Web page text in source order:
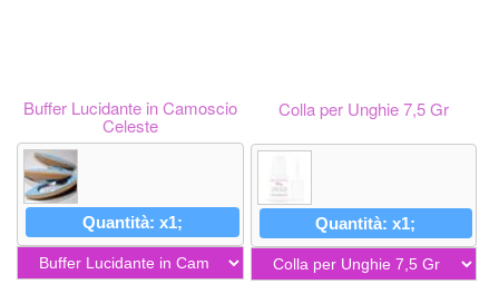
Buffer Lucidante in Camoscio
Celeste
Quantità: x1;
Colla per Unghie 7,5 Gr
Quantità: x1;